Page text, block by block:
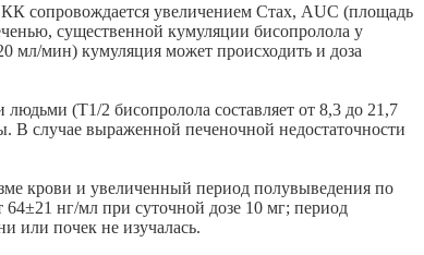
сопровождается увеличением Стах, AUC (площадь
существенной кумуляции бисопролола у
мл/мин) кумуляция может происходить и доза
(Т1/2 бисопролола составляет от 8,3 до 21,7
случае выраженной печеночной недостаточности
крови и увеличенный период полувыведения по
нг/мл при суточной дозе 10 мг; период
или почек не изучалась.